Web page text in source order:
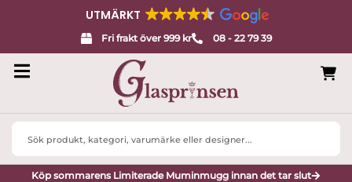
UTMÄRKT
Fri frakt över 999 kr 08 - 22 79 39
Search
Köp sommarens Limiterade Muminmugg innan det tar slut